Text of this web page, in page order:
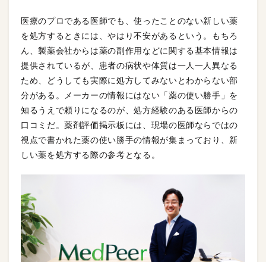
医療のプロである医師でも、使ったことのない新しい薬
を処方するときには、やはり不安があるという。もちろ
ん、製薬会社からは薬の副作用などに関する基本情報は
提供されているが、患者の病状や体質は一人一人異なる
ため、どうしても実際に処方してみないとわからない部
分がある。メーカーの情報にはない「薬の使い勝手」を
知るうえで頼りになるのが、処方経験のある医師からの
口コミだ。薬剤評価掲示板には、現場の医師ならではの
視点で書かれた薬の使い勝手の情報が集まっており、新
しい薬を処方する際の参考となる。